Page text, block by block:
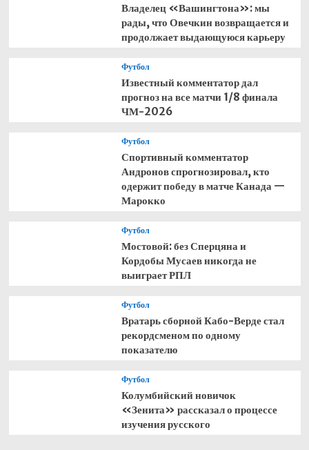
Владелец «Вашингтона»: мы
рады, что Овечкин возвращается и
продолжает выдающуюся карьеру
Футбол
Известный комментатор дал
прогноз на все матчи 1/8 финала
ЧМ-2026
Футбол
Спортивный комментатор
Андронов спрогнозировал, кто
одержит победу в матче Канада —
Марокко
Футбол
Мостовой: без Сперцяна и
Кордобы Мусаев никогда не
выиграет РПЛ
Футбол
Вратарь сборной Кабо-Верде стал
рекордсменом по одному
показателю
Футбол
Колумбийский новичок
«Зенита» рассказал о процессе
изучения русского